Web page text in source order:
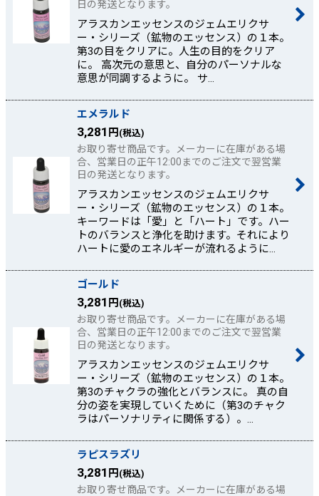
日の発送となります。
アラスカンエッセンスのジェムエリクサ
ー・シリーズ（鉱物のエッセンス）の１本。
第3の目をクリアに。人生の目的をクリア
に。 高次元の意思と、自分のパーソナルな
意思が同調するように。 サ…
エメラルド
3,281 円 (税込)
お取り寄せ商品です。メーカーに在庫がある場
合、営業日の正午12:00までのご注文で翌営業
日の発送となります。
アラスカンエッセンスのジェムエリクサ
ー・シリーズ（鉱物のエッセンス）の１本。
キーワードは「愛」と「ハート」です。ハー
トのバランスと浄化を助けます。それにより
ハートに愛のエネルギーが流れるように…
ゴールド
3,281 円 (税込)
お取り寄せ商品です。メーカーに在庫がある場
合、営業日の正午12:00までのご注文で翌営業
日の発送となります。
アラスカンエッセンスのジェムエリクサ
ー・シリーズ（鉱物のエッセンス）の１本。
第3のチャクラの強化とバランスに。 真の自
分の姿を実現していくために（第3のチャク
ラはパーソナリティに関係する）。…
ラピスラズリ
3,281 円 (税込)
お取り寄せ商品です。メーカーに在庫がある場